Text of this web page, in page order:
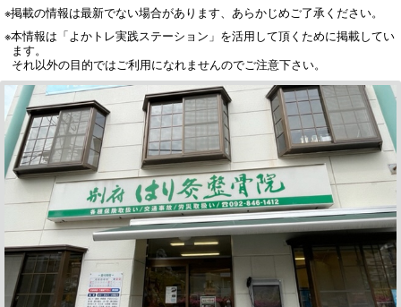
※掲載の情報は最新でない場合があります、あらかじめご了承ください。
※本情報は「よかトレ実践ステーション」を活用して頂くために掲載してい
ます。
それ以外の目的ではご利用になれませんのでご注意下さい。